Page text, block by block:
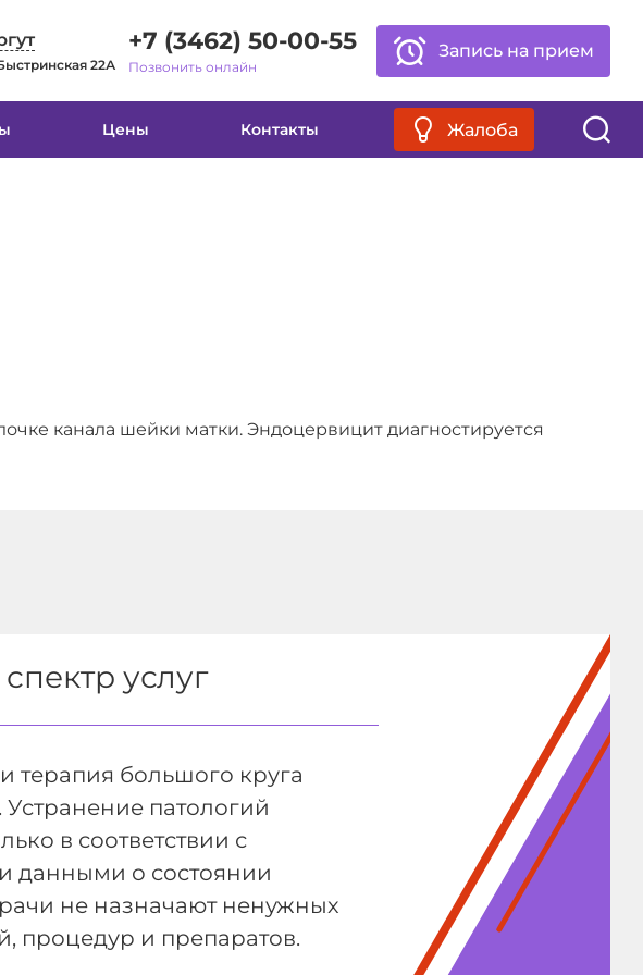
Выкл Обычная версия
22А
+7 (3462) 50-00-55
Позвонить онлайн
Запись на прием
Цены Контакты Жалоба
канала шейки матки. Эндоцервицит диагностируется
услуг
терапия большого круга
патологий
в соответствии с
данными о состоянии
не назначают ненужных
процедур и препаратов.